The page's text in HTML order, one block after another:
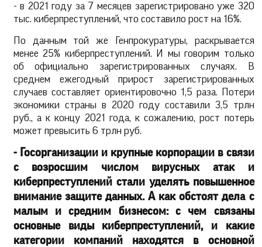
- в 2021 году за 7 месяцев зарегистрировано уже 320
тыс. киберпреступлений, что составило рост на 16%.
По данным той же Генпрокуратуры, раскрывается
менее 25% киберпреступлений. И мы говорим только
об официально зарегистрированных случаях. В
среднем ежегодный прирост зарегистрированных
случаев составляет ориентировочно 1,5 раза. Потери
экономики страны в 2020 году составили 3,5 трлн
руб., а к концу 2021 года, к сожалению, рост потерь
может превысить 6 трлн руб.
- Госорганизации и крупные корпорации в связи
с возросшим числом вирусных атак и
киберпреступлений стали уделять повышенное
внимание защите данных. А как обстоят дела с
малым и средним бизнесом: с чем связаны
основные виды киберпреступлений, и какие
категории компаний находятся в основной